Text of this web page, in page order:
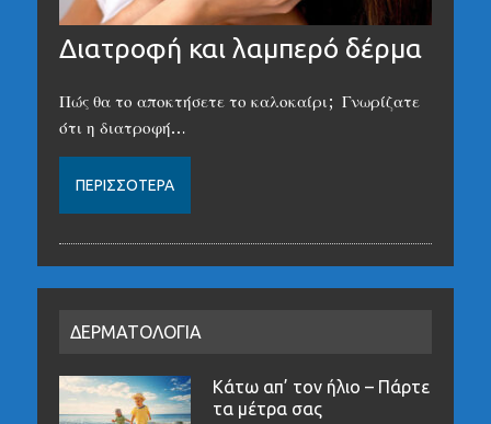
Διατροφή και λαμπερό δέρμα
Πώς θα το αποκτήσετε το καλοκαίρι; Γνωρίζατε
ότι η διατροφή…
ΠΕΡΙΣΣΌΤΕΡΑ
ΔΕΡΜΑΤΟΛΟΓΙΑ
Κάτω απ’ τον ήλιο – Πάρτε
τα μέτρα σας